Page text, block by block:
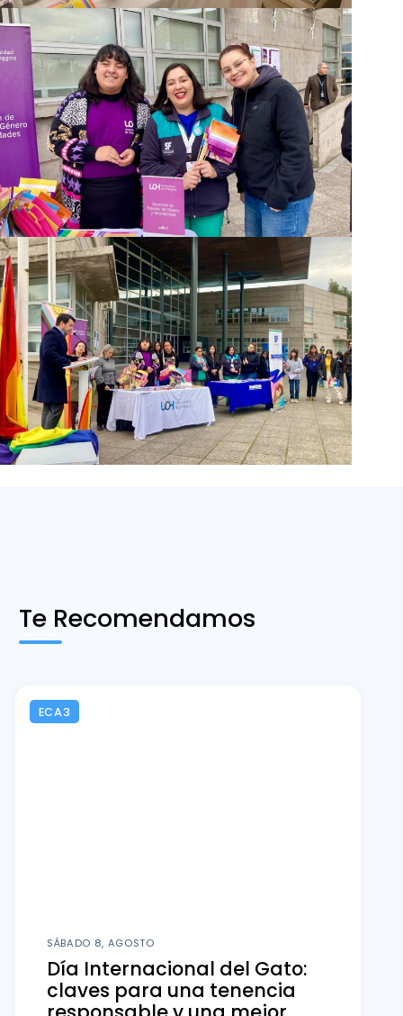
Te Recomendamos
ECA3
SÁBADO 8, AGOSTO
Día Internacional del Gato:
claves para una tenencia